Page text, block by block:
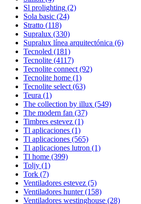
Sl prolighting (2)
Sola basic (24)
Stratto (118)
Supralux (330)
Supralux línea arquitectónica (6)
Tecnoled (181)
Tecnolite (4117)
Tecnolite connect (92)
Tecnolite home (1)
Tecnolite select (63)
Teura (1)
The collection by illux (549)
The modern fan (37)
Timbres estevez (1)
Tl aplicaciones (1)
Tl aplicaciones (565)
Tl aplicaciones lutron (1)
Tl home (399)
Toljy (1)
Tork (7)
Ventiladores estevez (5)
Ventiladores hunter (158)
Ventiladores westinghouse (28)